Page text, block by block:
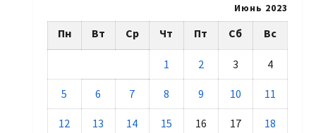
Июнь 2023
Пн Вт Ср Чт Пт Сб Вс
1 2 3 4
5 6 7 8 9 10 11
12 13 14 15 16 17 18